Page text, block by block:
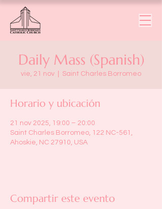
Daily Mass (Spanish)
vie, 21 nov Saint Charles Borromeo
Horario y ubicación
21 nov 2025, 19:00 – 20:00
Saint Charles Borromeo, 122 NC-561,
Ahoskie, NC 27910, USA
Compartir este evento